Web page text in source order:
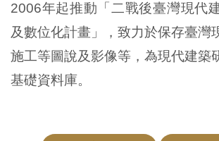
開
資
訊
隱
2006年起推動「二戰後臺灣現代
及數位化計畫」，致力於保存臺灣
施工等圖說及影像等，為現代建築
基礎資料庫。